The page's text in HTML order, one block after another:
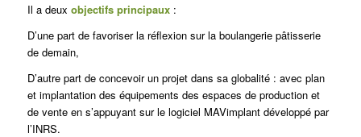
Il a deux objectifs principaux :
D’une part de favoriser la réflexion sur la boulangerie pâtisserie
de demain,
D’autre part de concevoir un projet dans sa globalité : avec plan
et implantation des équipements des espaces de production et
de vente en s’appuyant sur le logiciel MAVimplant développé par
l’INRS.